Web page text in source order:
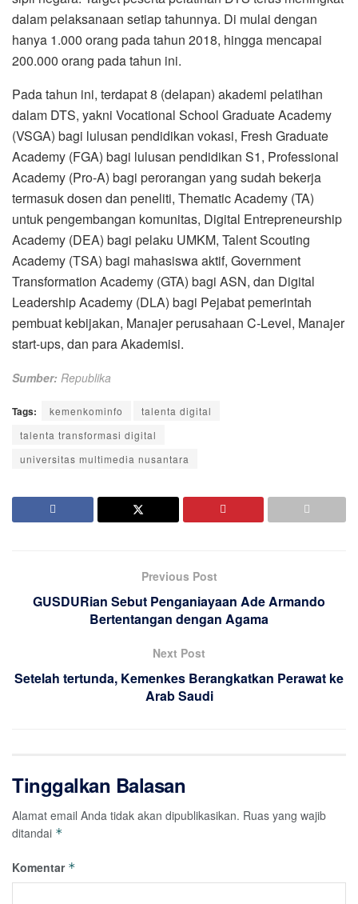
dalam pelaksanaan setiap tahunnya. Di mulai dengan
hanya 1.000 orang pada tahun 2018, hingga mencapai
200.000 orang pada tahun ini.
Pada tahun ini, terdapat 8 (delapan) akademi pelatihan
dalam DTS, yakni Vocational School Graduate Academy
(VSGA) bagi lulusan pendidikan vokasi, Fresh Graduate
Academy (FGA) bagi lulusan pendidikan S1, Professional
Academy (Pro-A) bagi perorangan yang sudah bekerja
termasuk dosen dan peneliti, Thematic Academy (TA)
untuk pengembangan komunitas, Digital Entrepreneurship
Academy (DEA) bagi pelaku UMKM, Talent Scouting
Academy (TSA) bagi mahasiswa aktif, Government
Transformation Academy (GTA) bagi ASN, dan Digital
Leadership Academy (DLA) bagi Pejabat pemerintah
pembuat kebijakan, Manajer perusahaan C-Level, Manajer
start-ups, dan para Akademisi.
Sumber: Republika
Tags: kemenkominfo
talenta digital
talenta transformasi digital
universitas multimedia nusantara
Previous Post
GUSDURian Sebut Penganiayaan Ade Armando
Bertentangan dengan Agama
Next Post
Setelah tertunda, Kemenkes Berangkatkan Perawat ke
Arab Saudi
Tinggalkan Balasan
Alamat email Anda tidak akan dipublikasikan. Ruas yang wajib
ditandai *
Komentar *